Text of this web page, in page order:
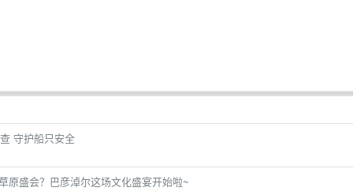
守护船只安全
原盛会？巴彦淖尔这场文化盛宴开始啦~